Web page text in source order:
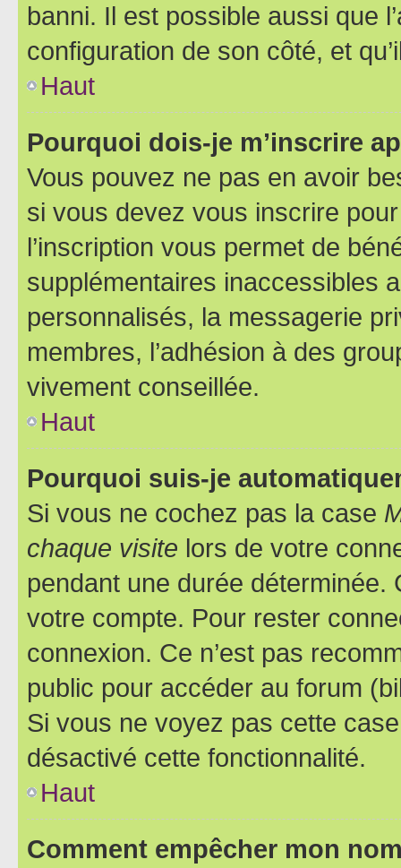
banni. Il est possible aussi que
configuration de son côté, et
Haut
Pourquoi dois-je m’inscrire
Vous pouvez ne pas en avoir
si vous devez vous inscrire
l’inscription vous permet de
supplémentaires inaccessibles
personnalisés, la messagerie
membres, l’adhésion à des
vivement conseillée.
Haut
Pourquoi suis-je
Si vous ne cochez pas la case
chaque visite lors de votre
pendant une durée déterminée.
votre compte. Pour rester
connexion. Ce n’est pas
public pour accéder au forum
Si vous ne voyez pas cette
désactivé cette fonctionnalité.
Haut
Comment empêcher mon